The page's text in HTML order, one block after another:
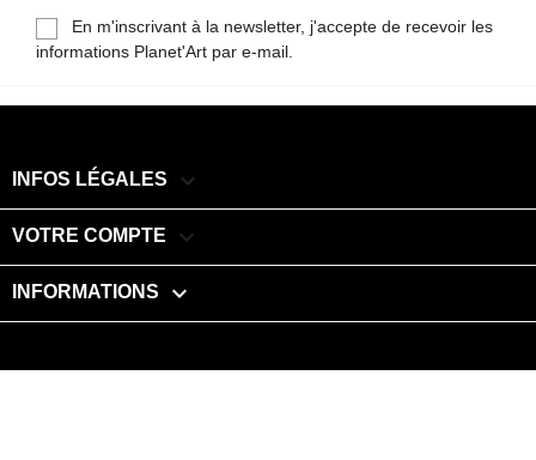
En m'inscrivant à la newsletter, j'accepte de recevoir les
informations Planet'Art par e-mail.
INFOS LÉGALES 
VOTRE COMPTE 
INFORMATIONS keyboard_arrow_down